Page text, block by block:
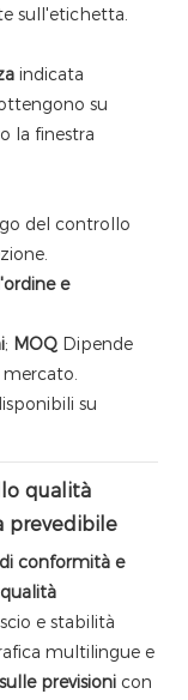
sull'etichetta.
indicata
su
la finestra
del controllo
e
; MOQ Dipende
su
qualità
prevedibile
conformità e
e stabilità
multilingue e
previsioni con